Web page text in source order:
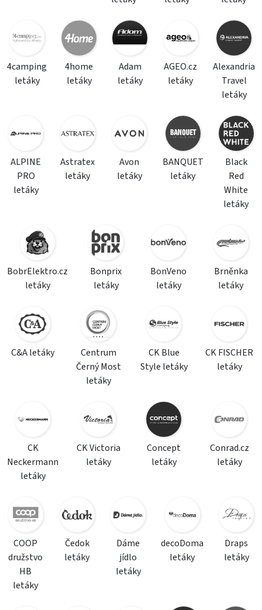
4camping
letáky
4home
letáky
Adam
letáky
AGEO.cz
letáky
Alexandria
Travel
letáky
ALPINE
PRO
letáky
Astratex
letáky
Avon
letáky
BANQUET
letáky
Black
Red
White
letáky
BobrElektro.cz
letáky
Bonprix
letáky
BonVeno
letáky
Brněnka
letáky
C&A letáky
Centrum
Černý Most
letáky
CK Blue
Style letáky
CK FISCHER
letáky
CK
Neckermann
letáky
CK Victoria
letáky
Concept
letáky
Conrad.cz
letáky
COOP
družstvo
HB
letáky
Čedok
letáky
Dáme
jídlo
letáky
decoDoma
letáky
Draps
letáky